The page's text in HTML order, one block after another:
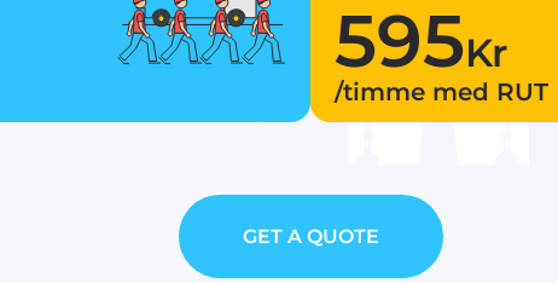
595Kr
/timme med RUT
GET A QUOTE